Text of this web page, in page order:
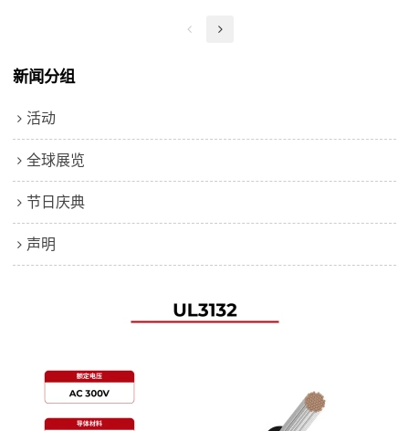
新闻分组
活动
全球展览
节日庆典
声明